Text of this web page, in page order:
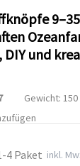
und
Gewicht: 150
4 Paket inkl.